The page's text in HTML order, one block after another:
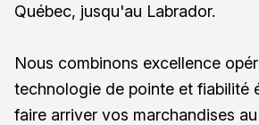
Québec, jusqu'au Labrador.
Nous combinons excellence
technologie de pointe et fiabilité
faire arriver vos marchandises